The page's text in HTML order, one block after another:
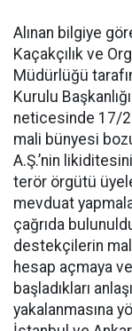
Alınan bilgiye
Kaçakçılık ve
Müdürlüğü
Kurulu
neticesinde 17/
mali bünyesi
A.Ş.’nin
terör örgütü
mevduat
çağrıda
destekçilerin
hesap açmaya
başladıkları
yakalanmasına